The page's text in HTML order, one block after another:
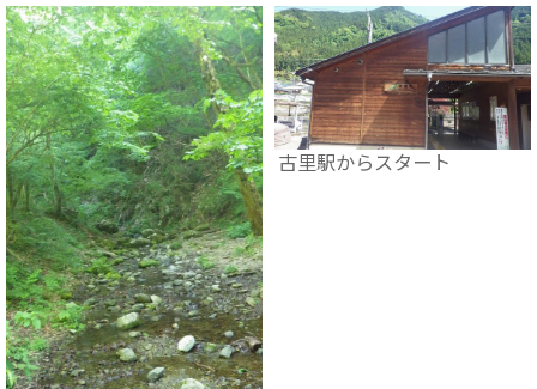
古里駅からスタート